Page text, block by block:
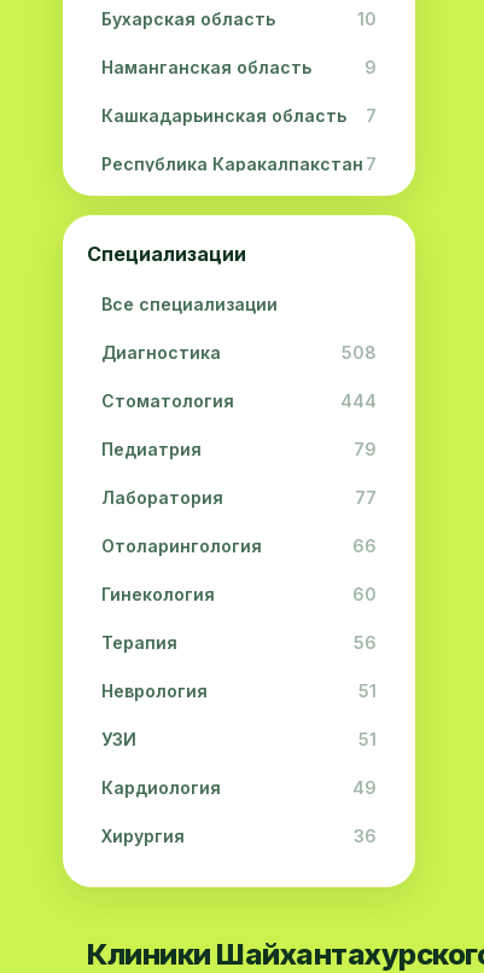
Бухарская область 10
Наманганская область 9
Кашкадарьинская область 7
Республика Каракалпакстан 7
Навоийская область 5
Джизакская область
Сурхандарьинская область
Сырдарьинская область 2
Хорезмская область 2
Специализации
Все специализации
Диагностика 508
Стоматология 444
Педиатрия 79
Лаборатория 77
Отоларингология 66
Гинекология 60
Терапия 56
Неврология 51
УЗИ 51
Кардиология 49
Хирургия 36
Физиотерапия 31
Клиники